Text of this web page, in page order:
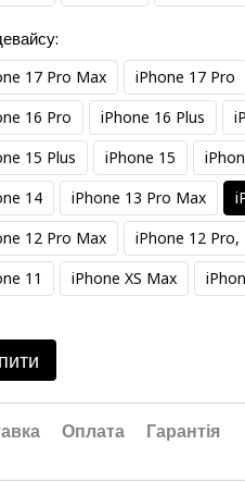
17 Pro Max iPhone 17 Pro
16 Pro
iPhone 16 Plus
15 Plus
iPhone 15
14
iPhone 13 Pro Max
12 Pro Max
iPhone 12 Pro,
11
iPhone XS Max
Оплата Гарантія